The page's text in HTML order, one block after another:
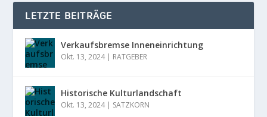
LETZTE BEITRÄGE
Verkaufsbremse Inneneinrichtung
Okt. 13, 2024| RATGEBER
Historische Kulturlandschaft
Okt. 13, 2024| SATZKORN